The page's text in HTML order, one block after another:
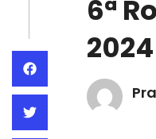
6ª
2024